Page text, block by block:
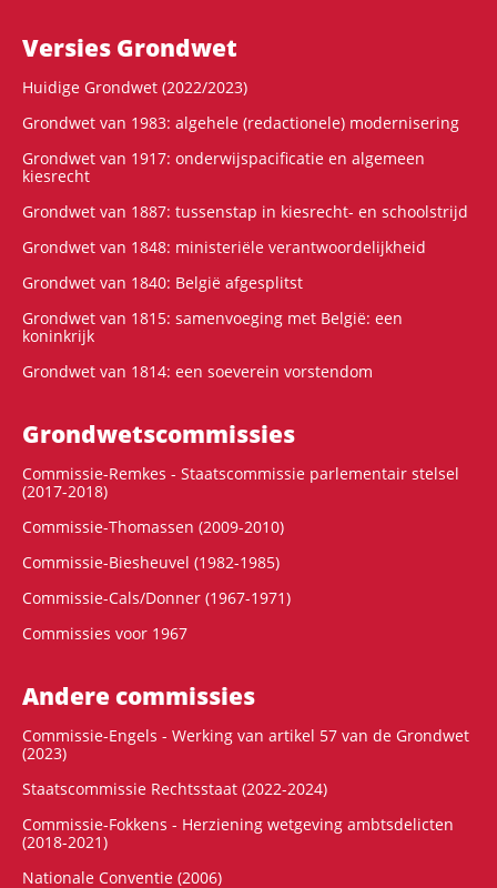
Versies Grondwet
Huidige Grondwet (2022/2023)
Grondwet van 1983: algehele (redactionele) modernisering
Grondwet van 1917: onderwijspacificatie en algemeen
kiesrecht
Grondwet van 1887: tussenstap in kiesrecht- en schoolstrijd
Grondwet van 1848: ministeriële verantwoordelijkheid
Grondwet van 1840: België afgesplitst
Grondwet van 1815: samenvoeging met België: een
koninkrijk
Grondwet van 1814: een soeverein vorstendom
Grondwets­commissies
Commissie-Remkes - Staatscommissie parlementair stelsel
(2017-2018)
Commissie-Thomassen (2009-2010)
Commissie-Biesheuvel (1982-1985)
Commissie-Cals/Donner (1967-1971)
Commissies voor 1967
Andere commissies
Commissie-Engels - Werking van artikel 57 van de Grondwet
(2023)
Staatscommissie Rechtsstaat (2022-2024)
Commissie-Fokkens - Herziening wetgeving ambtsdelicten
(2018-2021)
Nationale Conventie (2006)